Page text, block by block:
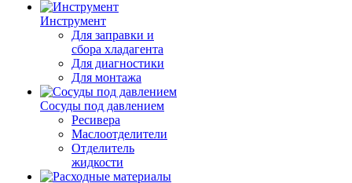
Инструмент
Для заправки и
сбора хладагента
Для диагностики
Для монтажа
Сосуды под давлением
Ресивера
Маслоотделители
Отделитель
жидкости